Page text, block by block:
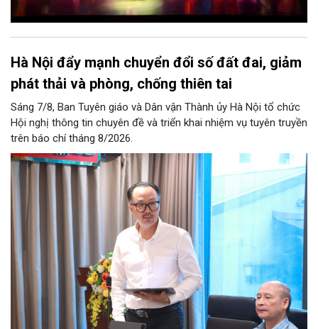
Hà Nội đẩy mạnh chuyển đổi số đất đai, giảm
phát thải và phòng, chống thiên tai
Sáng 7/8, Ban Tuyên giáo và Dân vận Thành ủy Hà Nội tổ chức
Hội nghị thông tin chuyên đề và triển khai nhiệm vụ tuyên truyền
trên báo chí tháng 8/2026.